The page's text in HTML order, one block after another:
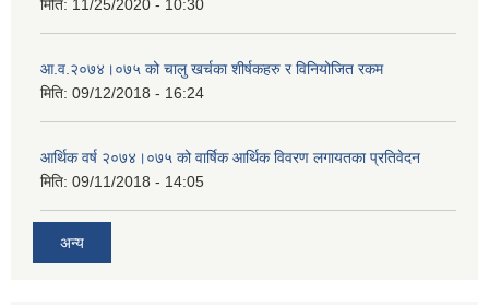
मिति: 11/25/2020 - 10:30
आ.व.२०७४।०७५ को चालु खर्चका शीर्षकहरु र विनियोजित रकम
मिति: 09/12/2018 - 16:24
आर्थिक वर्ष २०७४।०७५ को वार्षिक आर्थिक विवरण लगायतका प्रतिवेदन
मिति: 09/11/2018 - 14:05
अन्य